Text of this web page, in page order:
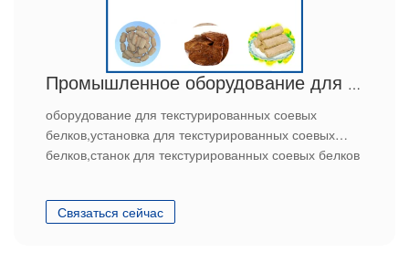
Промышленное оборудование для текстурированных соевых белков
оборудование для текстурированных соевых
белков,установка для текстурированных соевых
белков,станок для текстурированных соевых белков
Связаться сейчас